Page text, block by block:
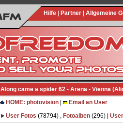
Hilfe Partner Allgemeine
Along came a spider 62 - Arena - Vienna
HOME: photovision
Email an User
User Fotos (78794) , Fotoalben (296) |